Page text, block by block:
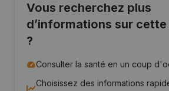
Vous recherchez plus
d’informations sur
?
Consulter la santé en un coup
Choisissez des informations